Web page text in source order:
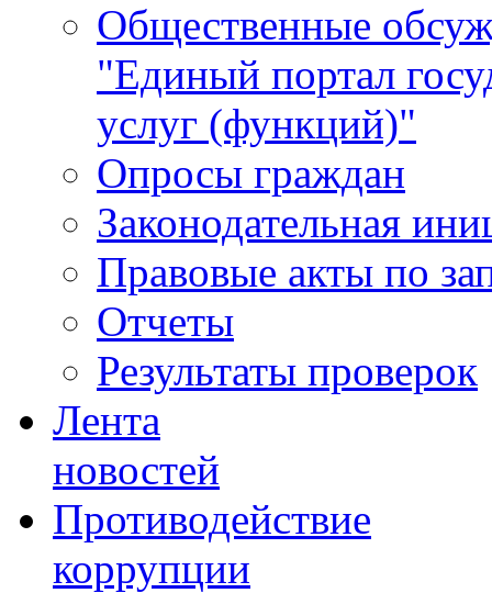
Общественные
"Единый портал
услуг (функций)"
Опросы граждан
Законодательная
Правовые акты по
Отчеты
Результаты проверок
Лента
новостей
Противодействие
коррупции